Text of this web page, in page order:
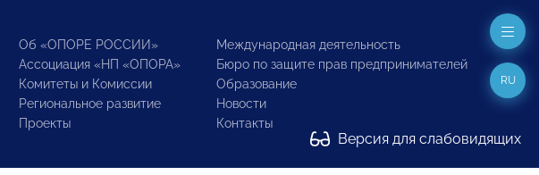
Об «ОПОРЕ РОССИИ»
Ассоциация «НП «ОПОРА»
Комитеты и Комиссии
Региональное развитие
Проекты
Международная деятельность
Бюро по защите прав предпринимателей
Образование
Новости
Контакты
Версия для слабовидящих
RU